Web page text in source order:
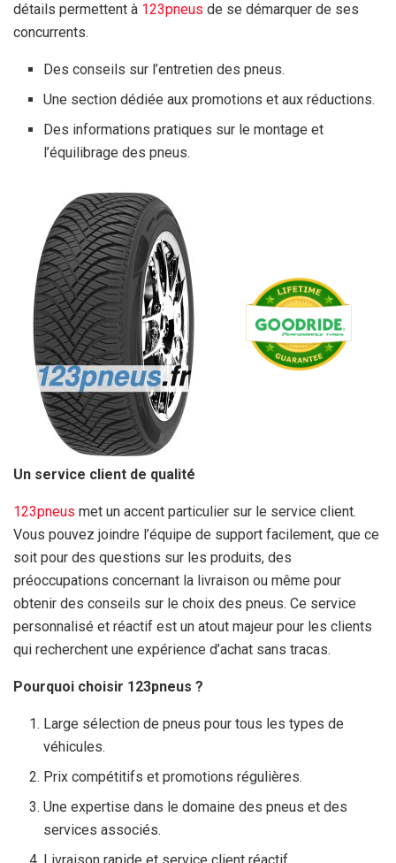
détails permettent à 123pneus de se démarquer de ses
concurrents.
Des conseils sur l’entretien des pneus.
Une section dédiée aux promotions et aux réductions.
Des informations pratiques sur le montage et
l’équilibrage des pneus.
Un service client de qualité
123pneus met un accent particulier sur le service client.
Vous pouvez joindre l’équipe de support facilement, que ce
soit pour des questions sur les produits, des
préoccupations concernant la livraison ou même pour
obtenir des conseils sur le choix des pneus. Ce service
personnalisé et réactif est un atout majeur pour les clients
qui recherchent une expérience d’achat sans tracas.
Pourquoi choisir 123pneus ?
Large sélection de pneus pour tous les types de
véhicules.
Prix compétitifs et promotions régulières.
Une expertise dans le domaine des pneus et des
services associés.